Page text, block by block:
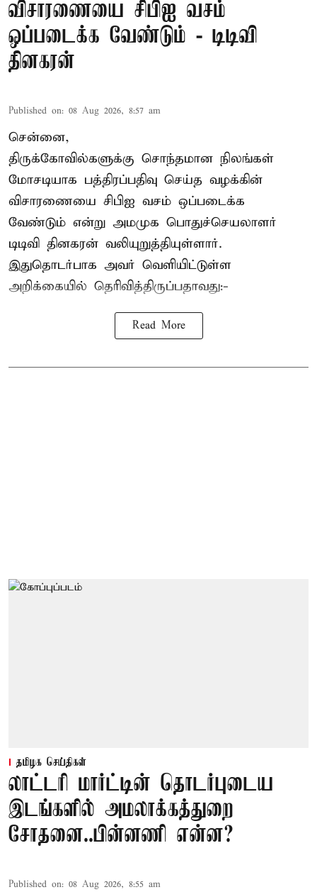
விசாரணையை சிபிஐ வசம்
ஒப்படைக்க வேண்டும் - டிடிவி
தினகரன்
Published on: 08 Aug 2026, 8:57 am
சென்னை,
திருக்கோவில்களுக்கு சொந்தமான நிலங்கள்
மோசடியாக பத்திரப்பதிவு செய்த வழக்கின்
விசாரணையை சிபிஐ வசம் ஒப்படைக்க
வேண்டும் என்று அமமுக பொதுச்செயலாளர்
டிடிவி தினகரன் வலியுறுத்தியுள்ளார்.
இதுதொடர்பாக அவர் வெளியிட்டுள்ள
அறிக்கையில் தெரிவித்திருப்பதாவது:-
Read More
தமிழக செய்திகள்
லாட்டரி மார்ட்டின் தொடர்புடைய
இடங்களில் அமலாக்கத்துறை
சோதனை..பின்னணி என்ன?
Published on: 08 Aug 2026, 8:55 am